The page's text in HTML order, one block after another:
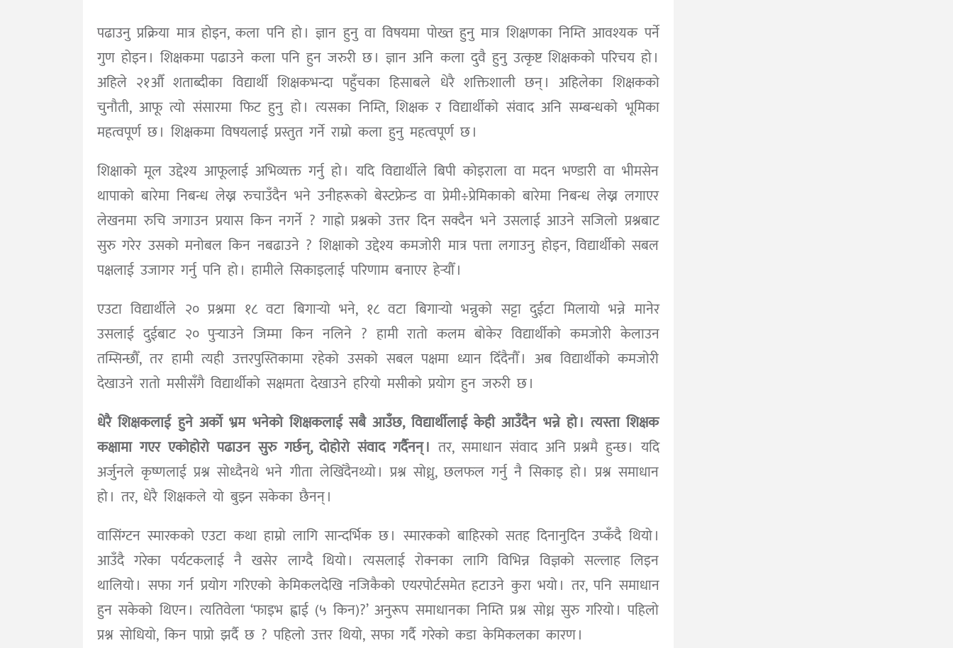
पढाउनु प्रक्रिया मात्र होइन, कला पनि हो । ज्ञान हुनु वा विषयमा पोख्त हुनु मात्र शिक्षणका निम्ति आवश्यक पर्ने
गुण होइन । शिक्षकमा पढाउने कला पनि हुन जरुरी छ । ज्ञान अनि कला दुवै हुनु उत्कृष्ट शिक्षकको परिचय हो ।
अहिले २१औँ शताब्दीका विद्यार्थी शिक्षकभन्दा पहुँचका हिसाबले धेरै शक्तिशाली छन् । अहिलेका शिक्षकको
चुनौती, आफू त्यो संसारमा फिट हुनु हो । त्यसका निम्ति, शिक्षक र विद्यार्थीको संवाद अनि सम्बन्धको भूमिका
महत्वपूर्ण छ । शिक्षकमा विषयलाई प्रस्तुत गर्ने राम्रो कला हुनु महत्वपूर्ण छ ।
शिक्षाको मूल उद्देश्य आफूलाई अभिव्यक्त गर्नु हो । यदि विद्यार्थीले बिपी कोइराला वा मदन भण्डारी वा भीमसेन
थापाको बारेमा निबन्ध लेख्न रुचाउँदैन भने उनीहरूको बेस्टफ्रेन्ड वा प्रेमी÷प्रेमिकाको बारेमा निबन्ध लेख्न लगाएर
लेखनमा रुचि जगाउन प्रयास किन नगर्ने ? गाह्रो प्रश्नको उत्तर दिन सक्दैन भने उसलाई आउने सजिलो प्रश्नबाट
सुरु गरेर उसको मनोबल किन नबढाउने ? शिक्षाको उद्देश्य कमजोरी मात्र पत्ता लगाउनु होइन, विद्यार्थीको सबल
पक्षलाई उजागर गर्नु पनि हो । हामीले सिकाइलाई परिणाम बनाएर हेर्‍यौँ ।
एउटा विद्यार्थीले २० प्रश्नमा १८ वटा बिगार्‍यो भने, १८ वटा बिगार्‍यो भन्नुको सट्टा दुईटा मिलायो भन्ने मानेर
उसलाई दुईबाट २० पुर्‍याउने जिम्मा किन नलिने ? हामी रातो कलम बोकेर विद्यार्थीको कमजोरी केलाउन
तम्सिन्छौँ, तर हामी त्यही उत्तरपुस्तिकामा रहेको उसको सबल पक्षमा ध्यान दिँदैनौँ । अब विद्यार्थीको कमजोरी
देखाउने रातो मसीसँगै विद्यार्थीको सक्षमता देखाउने हरियो मसीको प्रयोग हुन जरुरी छ ।
धेरै शिक्षकलाई हुने अर्को भ्रम भनेको शिक्षकलाई सबै आउँछ, विद्यार्थीलाई केही आउँदैन भन्ने हो । त्यस्ता शिक्षक
कक्षामा गएर एकोहोरो पढाउन सुरु गर्छन्, दोहोरो संवाद गर्दैनन् । तर, समाधान संवाद अनि प्रश्नमै हुन्छ । यदि
अर्जुनले कृष्णलाई प्रश्न सोध्दैनथे भने गीता लेखिँदैनथ्यो । प्रश्न सोध्नु, छलफल गर्नु नै सिकाइ हो । प्रश्न समाधान
हो । तर, धेरै शिक्षकले यो बुझ्न सकेका छैनन् ।
वासिंग्टन स्मारकको एउटा कथा हाम्रो लागि सान्दर्भिक छ । स्मारकको बाहिरको सतह दिनानुदिन उप्कँदै थियो ।
आउँदै गरेका पर्यटकलाई नै खसेर लाग्दै थियो । त्यसलाई रोक्नका लागि विभिन्न विज्ञको सल्लाह लिइन
थालियो । सफा गर्न प्रयोग गरिएको केमिकलदेखि नजिकैको एयरपोर्टसमेत हटाउने कुरा भयो । तर, पनि समाधान
हुन सकेको थिएन । त्यतिवेला ‘फाइभ ह्वाई (५ किन)?’ अनुरूप समाधानका निम्ति प्रश्न सोध्न सुरु गरियो । पहिलो
प्रश्न सोधियो, किन पाप्रो झर्दै छ ? पहिलो उत्तर थियो, सफा गर्दै गरेको कडा केमिकलका कारण ।